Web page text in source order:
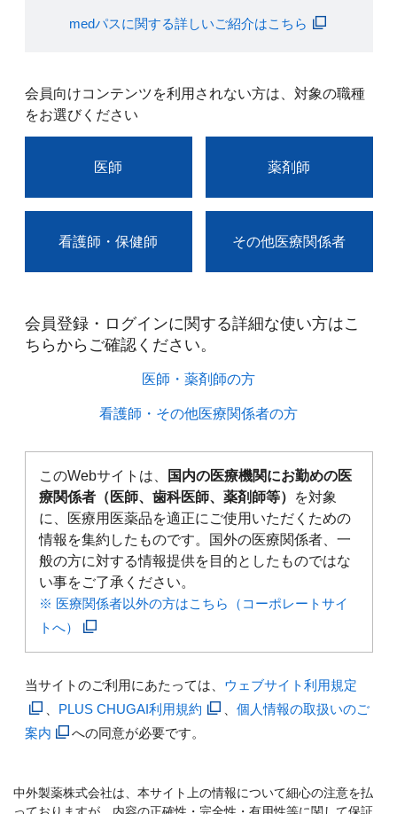
medパスに関する詳しいご紹介はこちら
会員向けコンテンツを利用されない方は、対象の職種
をお選びください
医師 薬剤師
看護師・保健師 その他医療関係者
会員登録・ログインに関する詳細な使い方はこ
ちらからご確認ください。​
医師・薬剤師の方​
看護師・その他医療関係者の方​
このWebサイトは、
国内の医療機関にお勤めの医
療関係者（医師、歯科医師、薬剤師等）
を対象
に、医療用医薬品を適正にご使用いただくための
情報を集約したものです。国外の医療関係者、一
般の方に対する情報提供を目的としたものではな
い事をご了承ください。
※ 医療関係者以外の方はこちら（コーポレートサイ
トへ）
当サイトのご利用にあたっては、 ウェブサイト利用規定
PLUS CHUGAI利用規約
個人情報の取扱いのご
案内
への同意が必要です。
中外製薬株式会社は、本サイト上の情報について細心の注意を払
っておりますが、内容の正確性・完全性・有用性等に関して保証